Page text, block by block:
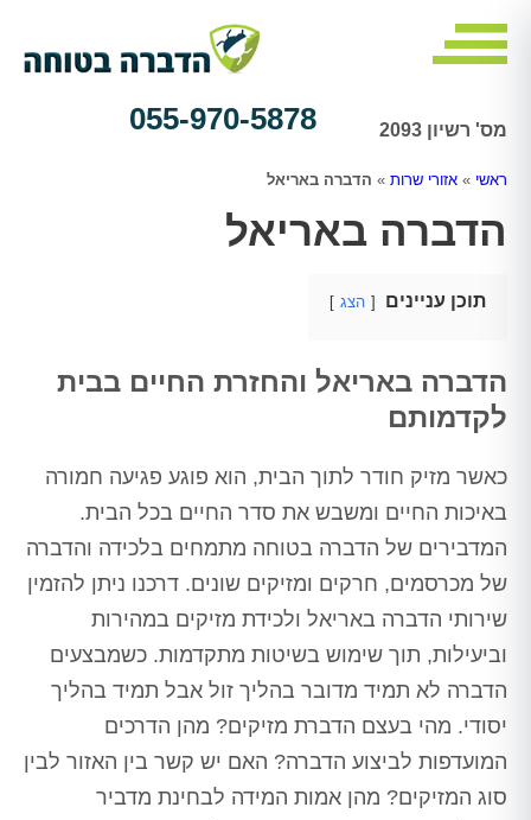
מס' רשיון 2093 055-970-5878
ראשי » אזורי שרות » הדברה באריאל
הדברה באריאל
תוכן עניינים הצג
הדברה באריאל והחזרת החיים בבית
לקדמותם
כאשר מזיק חודר לתוך הבית, הוא פוגע פגיעה חמורה
באיכות החיים ומשבש את סדר החיים בכל הבית.
המדבירים של הדברה בטוחה מתמחים בלכידה והדברה
של מכרסמים, חרקים ומזיקים שונים. דרכנו ניתן להזמין
שירותי הדברה באריאל ולכידת מזיקים במהירות
וביעילות, תוך שימוש בשיטות מתקדמות. כשמבצעים
הדברה לא תמיד מדובר בהליך זול אבל תמיד בהליך
יסודי. מהי בעצם הדברת מזיקים? מהן הדרכים
המועדפות לביצוע הדברה? האם יש קשר בין האזור לבין
סוג המזיקים? מהן אמות המידה לבחינת מדביר